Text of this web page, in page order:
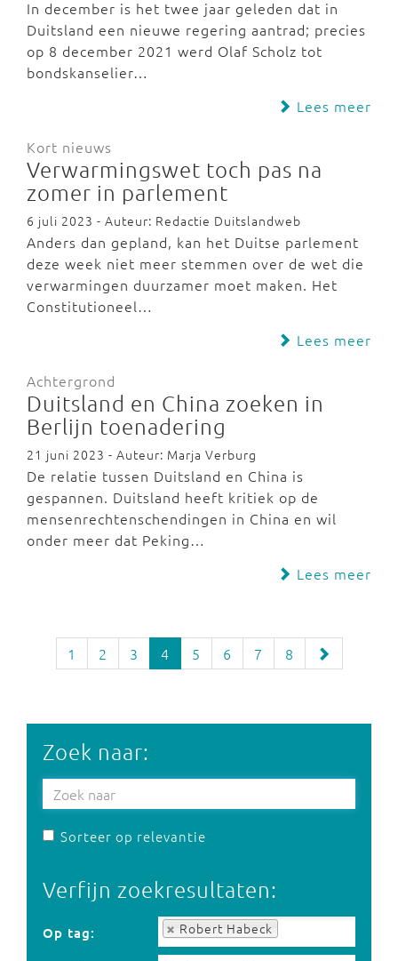
In december is het twee jaar geleden dat in
Duitsland een nieuwe regering aantrad; precies
op 8 december 2021 werd Olaf Scholz tot
bondskanselier…
Lees meer
Kort nieuws
Verwarmingswet toch pas na
zomer in parlement
6 juli 2023 - Auteur: Redactie Duitslandweb
Anders dan gepland, kan het Duitse parlement
deze week niet meer stemmen over de wet die
verwarmingen duurzamer moet maken. Het
Constitutioneel…
Lees meer
Achtergrond
Duitsland en China zoeken in
Berlijn toenadering
21 juni 2023 - Auteur: Marja Verburg
De relatie tussen Duitsland en China is
gespannen. Duitsland heeft kritiek op de
mensenrechtenschendingen in China en wil
onder meer dat Peking…
Lees meer
1 2 3 4 5 6 7 8
Zoek naar:
Sorteer op relevantie
Verfijn zoekresultaten:
Op tag: Robert Habeck
Op tag: